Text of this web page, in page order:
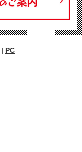
| PC